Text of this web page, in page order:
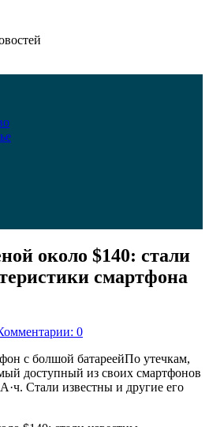
около $140: стали
смартфона
0
с болшой батареейПо утечкам,
доступный из своих смартфонов
Стали известны и другие его